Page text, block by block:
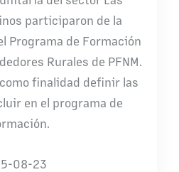
participaron de la
Programa de Formación
Rurales de PFNM.
finalidad definir las
en el programa de
08-23